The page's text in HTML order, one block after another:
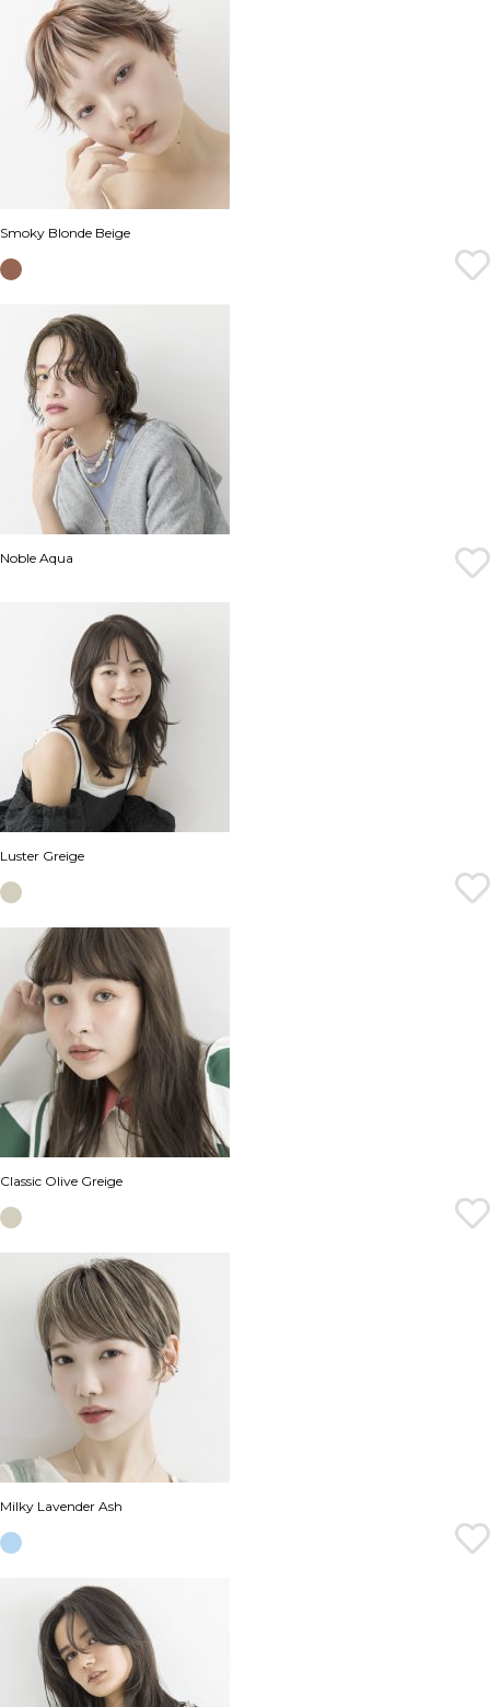
Smoky Blonde Beige
Noble Aqua
Luster Greige
Classic Olive Greige
Milky Lavender Ash